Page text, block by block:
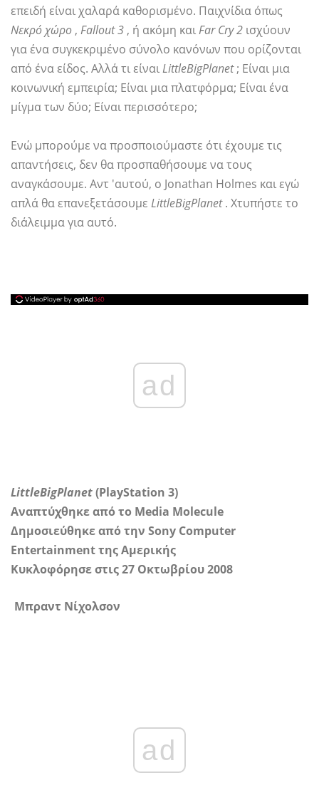
επειδή είναι χαλαρά καθορισμένο. Παιχνίδια όπως
Νεκρό χώρο , Fallout 3 , ή ακόμη καιFar Cry 2 ισχύουν
για ένα συγκεκριμένο σύνολο κανόνων που ορίζονται
από ένα είδος. Αλλά τι είναιLittleBigPlanet; Είναι μια
κοινωνική εμπειρία; Είναι μια πλατφόρμα; Είναι ένα
μίγμα των δύο; Είναι περισσότερο;
Ενώ μπορούμε να προσποιούμαστε ότι έχουμε τις
απαντήσεις, δεν θα προσπαθήσουμε να τους
αναγκάσουμε. Αντ 'αυτού, ο Jonathan Holmes και εγώ
απλά θα επανεξετάσουμε LittleBigPlanet. Χτυπήστε το
διάλειμμα για αυτό.
ad
LittleBigPlanet(PlayStation 3)
Αναπτύχθηκε από το Media Molecule
Δημοσιεύθηκε από την Sony Computer
Entertainment της Αμερικής
Κυκλοφόρησε στις 27 Οκτωβρίου 2008
Μπραντ Νίχολσον
ad